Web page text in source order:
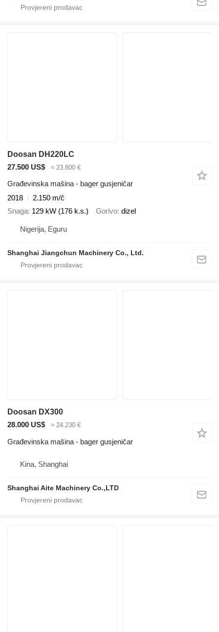
Doosan DH220LC
27.500 US$
≈ 23.800 €
Građevinska mašina - bager gusjeničar
2018
2.150 m/č
Snaga 129 kW (176 k.s.) Gorivo dizel
Nigerija, Eguru
Shanghai Jiangchun Machinery Co., Ltd.
Doosan DX300
28.000 US$
≈ 24.230 €
Građevinska mašina - bager gusjeničar
Kina, Shanghai
Shanghai Aite Machinery Co.,LTD